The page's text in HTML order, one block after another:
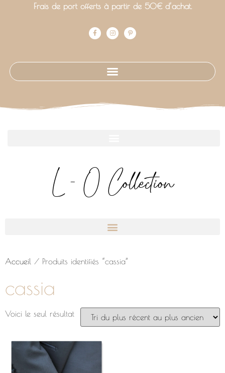
Frais de port offerts à partir de 50€ d’achat.
L - O Collection
Accueil / Produits identifiés “cassia”
cassia
Voici le seul résultat